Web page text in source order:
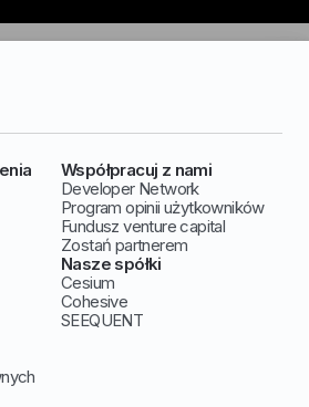
Współpracuj z nami
Developer Network
Program opinii użytkowników
Fundusz venture capital
Zostań partnerem
Nasze spółki
Cesium
Cohesive
SEEQUENT